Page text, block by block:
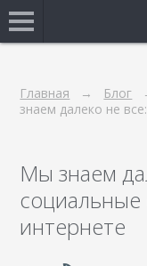
Главная Блог
знаем далеко не
Мы знаем
социальные
интернете